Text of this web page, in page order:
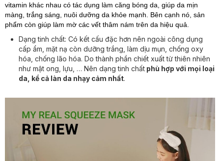
vitamin khác nhau có tác dụng làm căng bóng da, giúp da mịn
màng, trắng sáng, nuôi dưỡng da khỏe mạnh. Bên cạnh nó, sản
phẩm còn giúp làm mờ các vết thâm nám trên da hiệu quả.
Dạng tinh chất: Có kết cấu đặc hơn nên ngoài công dụng
cấp ẩm, mặt nạ còn dưỡng trắng, làm dịu mụn, chống oxy
hóa, chống lão hóa. Do thành phần chiết xuất từ thiên nhiên
như mật ong, lựu, … Nên dạng tinh chất phù hợp với mọi loại
da, kể cả làn da nhạy cảm nhất.